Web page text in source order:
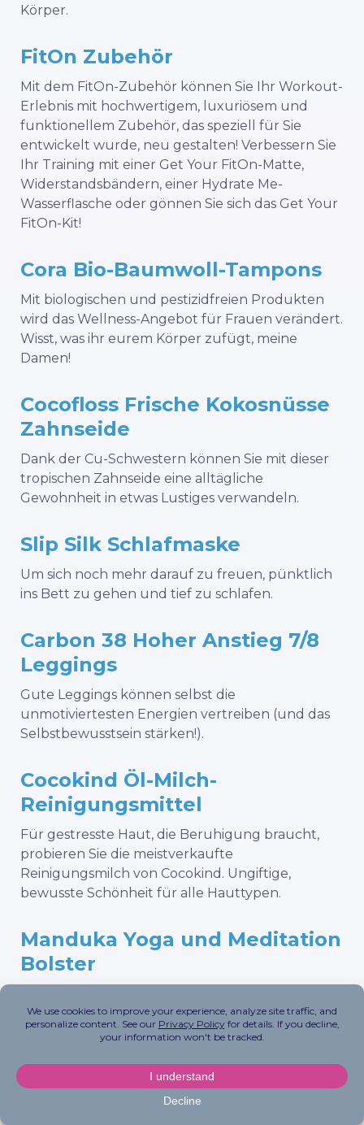
Körper.
FitOn Zubehör
Mit dem FitOn-Zubehör können Sie Ihr Workout-
Erlebnis mit hochwertigem, luxuriösem und
funktionellem Zubehör, das speziell für Sie
entwickelt wurde, neu gestalten! Verbessern Sie
Ihr Training mit einer Get Your FitOn-Matte,
Widerstandsbändern, einer Hydrate Me-
Wasserflasche oder gönnen Sie sich das Get Your
FitOn-Kit!
Cora Bio-Baumwoll-Tampons
Mit biologischen und pestizidfreien Produkten
wird das Wellness-Angebot für Frauen verändert.
Wisst, was ihr eurem Körper zufügt, meine
Damen!
Cocofloss Frische Kokosnüsse
Zahnseide
Dank der Cu-Schwestern können Sie mit dieser
tropischen Zahnseide eine alltägliche
Gewohnheit in etwas Lustiges verwandeln.
Slip Silk Schlafmaske
Um sich noch mehr darauf zu freuen, pünktlich
ins Bett zu gehen und tief zu schlafen.
Carbon 38 Hoher Anstieg 7/8
Leggings
Gute Leggings können selbst die
unmotiviertesten Energien vertreiben (und das
Selbstbewusstsein stärken!).
Cocokind Öl-Milch-
Reinigungsmittel
Für gestresste Haut, die Beruhigung braucht,
probieren Sie die meistverkaufte
Reinigungsmilch von Cocokind. Ungiftige,
bewusste Schönheit für alle Hauttypen.
Manduka Yoga und Meditation
Bolster
Deodorant
Dieses ungiftige Deodorant sorgt nicht nur dafür,
dass Sie frisch und sauber riechen, sondern
bewahrt Sie auch vor der Aufnahme schädlicher